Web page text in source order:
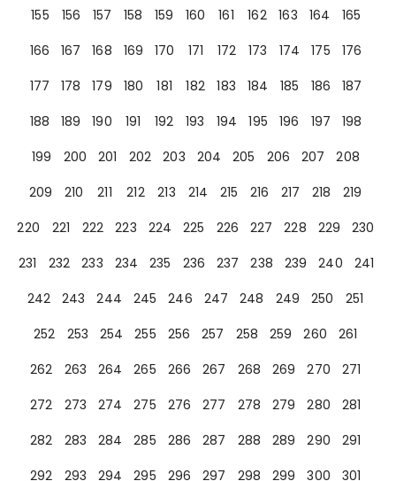
155
156 157 158 159 160 161 162 163 164
165
166
167 168 169 170 171 172 173 174 175
176
177
178 179 180 181 182 183 184 185 186
187
188
189 190 191 192 193 194 195 196 197
198
199
200 201 202 203 204 205 206 207
208
209
210 211 212 213 214 215 216 217 218
219
220
221 222 223 224 225 226 227 228 229
230
231
232 233 234 235 236 237 238 239 240
241
242
243 244 245 246 247 248 249 250
251
252
253 254 255 256 257 258 259 260
261
262
263 264 265 266 267 268 269 270
271
272
273 274 275 276 277 278 279 280
281
282
283 284 285 286 287 288 289 290
291
292
293 294 295 296 297 298 299 300 301